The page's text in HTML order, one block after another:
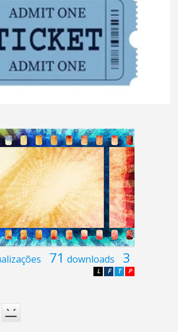
71 downloads 3
P
T
F
L